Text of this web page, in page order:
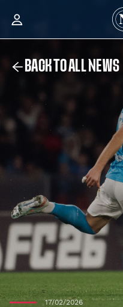
BACK TO ALL NEWS
17/02/2026